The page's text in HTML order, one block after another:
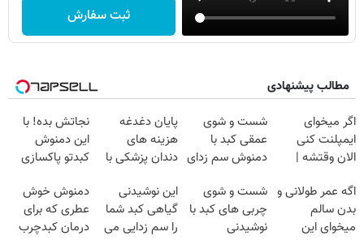
ثبت سفارش
مطالب پیشنهادی
اگر میخوای
ایمپلنت کنی
الان وقتشه |
میلیون تومان!!!
شست و شوی
عمقی کبد با
دمنوش سم زدای
پایان دغدغه
هزینه های
دندان پزشکی با
خانگی
نجاتش بده! با
این دمنوش
کبدتو پاکسازی
مرجوعی
اگه عمر طولانی و
بدن سالم
میخوای این
شست و شوی
چربی های کبد با
نوشیدنی
این نوشیدنی
گیاهی کبد شما
را سم زدایی می
دمنوش خوش
عطری که برای
درمان کبدچرب